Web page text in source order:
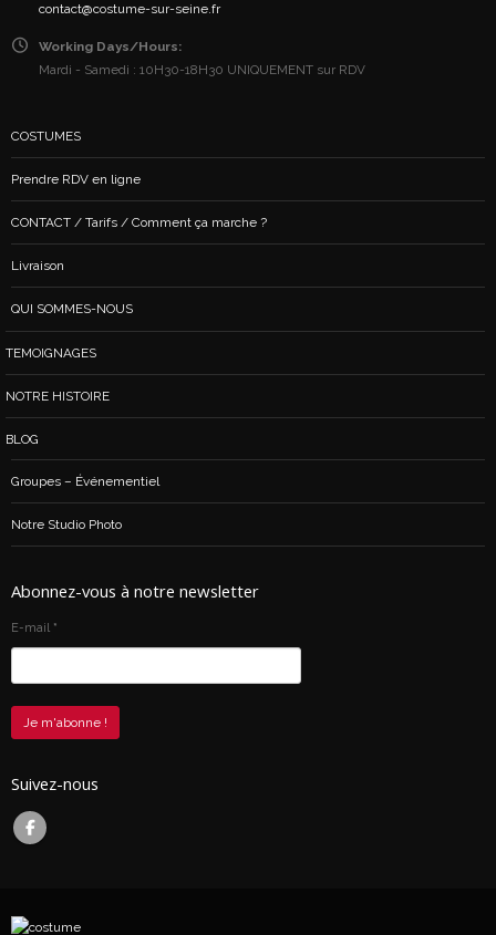
contact@costume-sur-seine.fr
Working Days/Hours:
Mardi - Samedi : 10H30-18H30 UNIQUEMENT sur RDV
COSTUMES
Prendre RDV en ligne
CONTACT / Tarifs / Comment ça marche ?
Livraison
QUI SOMMES-NOUS
TEMOIGNAGES
NOTRE HISTOIRE
BLOG
Groupes – Événementiel
Notre Studio Photo
Abonnez-vous à notre newsletter
E-mail *
Suivez-nous